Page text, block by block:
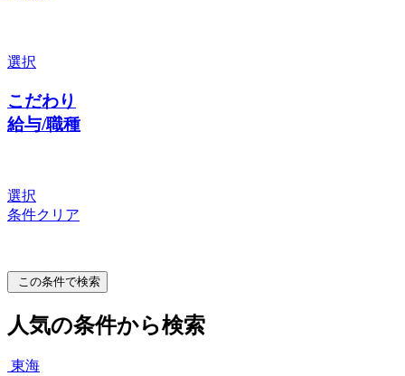
選択
こだわり
給与/職種
選択
条件クリア
この条件で検索
人気の条件から検索
東海